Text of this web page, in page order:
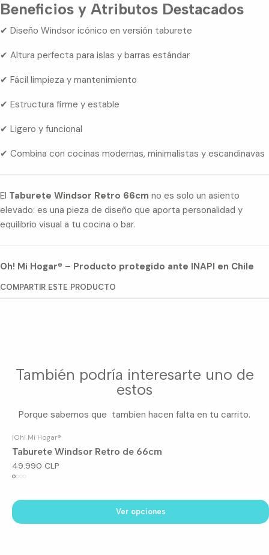
Beneficios y Atributos Destacados
✔ Diseño Windsor icónico en versión taburete
✔ Altura perfecta para islas y barras estándar
✔ Fácil limpieza y mantenimiento
✔ Estructura firme y estable
✔ Ligero y funcional
✔ Combina con cocinas modernas, minimalistas y escandinavas
El Taburete Windsor Retro 66cm no es solo un asiento
elevado: es una pieza de diseño que aporta personalidad y
equilibrio visual a tu cocina o bar.
Oh! Mi Hogar® – Producto protegido ante INAPI en Chile
COMPARTIR ESTE PRODUCTO
También podría interesarte uno de
estos
Porque sabemos que tambien hacen falta en tu carrito.
|Oh! Mi Hogar®
Taburete Windsor Retro de 66cm
49.990 CLP
Ver opciones